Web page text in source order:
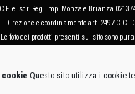
cookie Questo sito utilizza i cookie
e Iscr. Reg. Imp. Monza e Brianza
- Direzione e coordinamento art. 2497 C.C.
foto dei prodotti presenti sul sito sono